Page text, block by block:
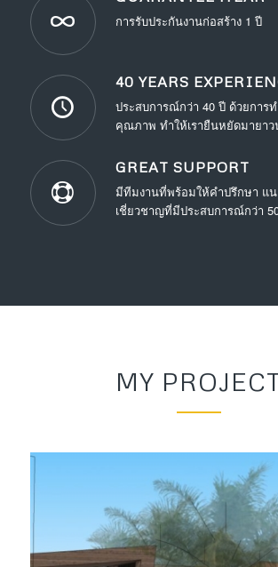
การรับประกันงานก่อสร้าง 1 ปี
40 YEARS
ประสบการณ์กว่า 40 ปี ด้วยการ
คุณภาพ ทำให้เรายืนหยัดมายา
GREAT SUPPORT
มีทีมงานที่พร้อมให้คำปรึกษา แ
เชี่ยวชาญที่มีประสบการณ์กว่า
MY